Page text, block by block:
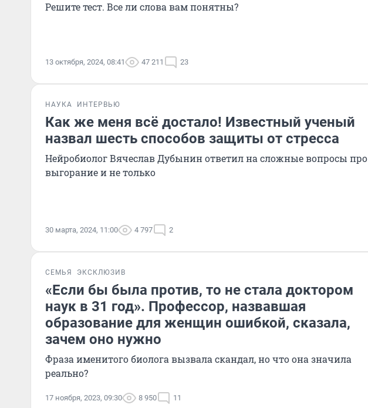
Решите тест. Все ли слова вам понятны?
13 октября, 2024, 08:41 47 211 23
НАУКА ИНТЕРВЬЮ
Как же меня всё достало! Известный ученый
назвал шесть способов защиты от стресса
Нейробиолог Вячеслав Дубынин ответил на сложные вопросы про
выгорание и не только
30 марта, 2024, 11:00 4 797 2
СЕМЬЯ ЭКСКЛЮЗИВ
«Если бы была против, то не стала доктором
наук в 31 год». Профессор, назвавшая
образование для женщин ошибкой, сказала,
зачем оно нужно
Фраза именитого биолога вызвала скандал, но что она значила
реально?
17 ноября, 2023, 09:30 8 950 11